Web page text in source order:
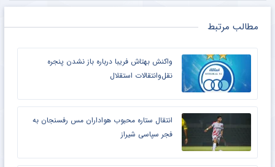
مطالب مرتبط
واکنش بهتاش فریبا درباره باز نشدن پنجره
نقل‌وانتقالات استقلال
انتقال ستاره محبوب هواداران مس رفسنجان به
فجر سپاسی شیراز